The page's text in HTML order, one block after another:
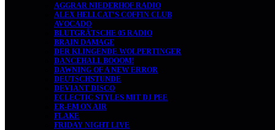
AGGRAR NIEDERHOF RADIO
ALEX HELLCAT’S COFFIN CLUB
AVOCADO
BLUTGRÄTSCHE 05 RADIO
BRAIN DAMAGE
DER KLINGENDE WOLPERTINGER
DANCEHALL BOOOM!
DAWNING OF A NEW ERROR
DEUTSCHSTUNDE
DEVIANT DISCO
ECLECTIC STYLES MIT DJ PEE
ER-EM ON AIR
FLAKE
FRIDAY NIGHT LIVE